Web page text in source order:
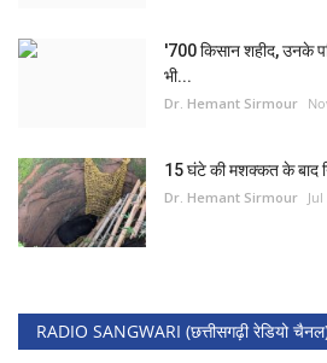
'700 किसान शहीद, उनके
भी...
Dr. Hemant Sirmour
15 घंटे की मशक्कत के बाद
Dr. Hemant Sirmour
RADIO SANGWARI (छत्तीसगढ़ी रेडियो